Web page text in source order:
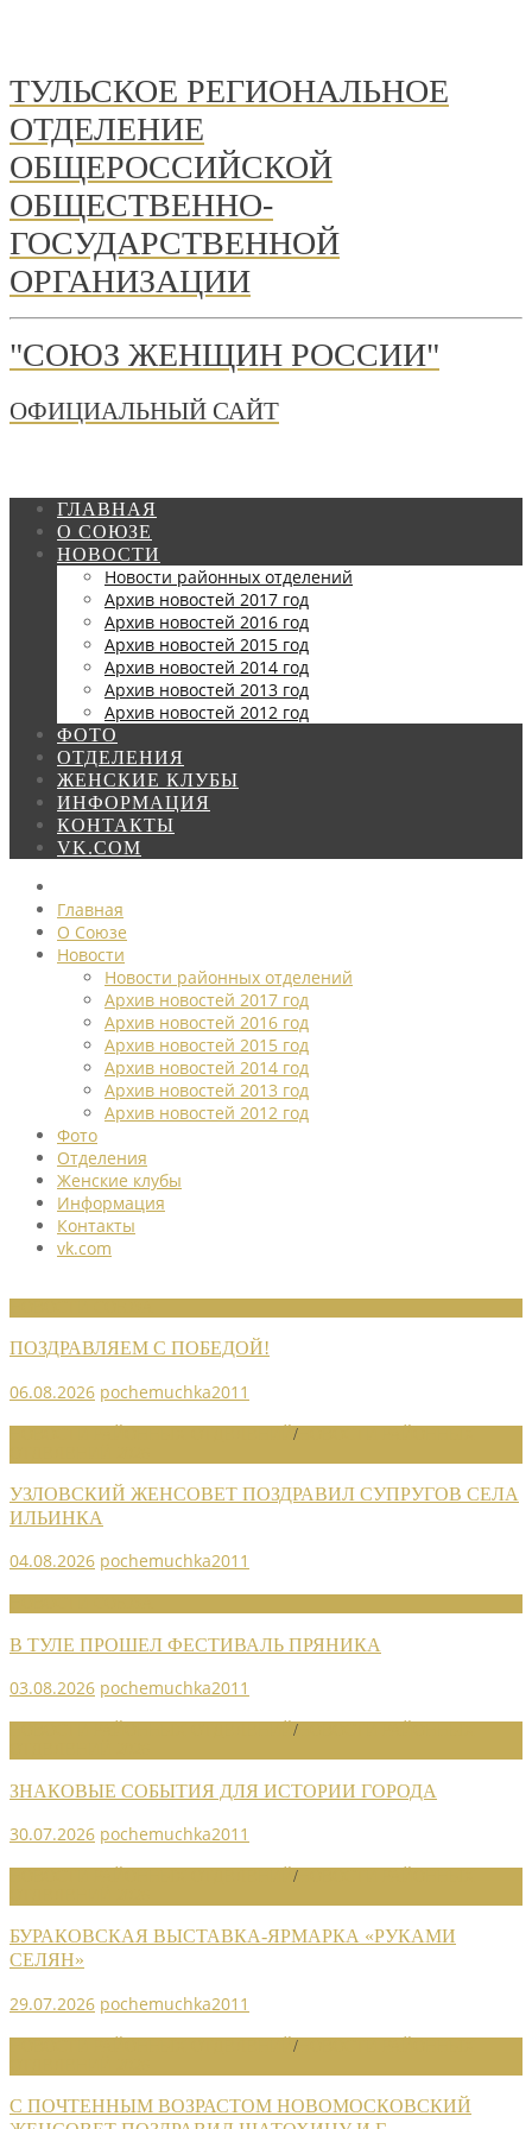
ТУЛЬСКОЕ РЕГИОНАЛЬНОЕ
ОТДЕЛЕНИЕ
ОБЩЕРОССИЙСКОЙ
ОБЩЕСТВЕННО-
ГОСУДАРСТВЕННОЙ
ОРГАНИЗАЦИИ
"СОЮЗ ЖЕНЩИН РОССИИ"
ОФИЦИАЛЬНЫЙ САЙТ
ГЛАВНАЯ
О СОЮЗЕ
НОВОСТИ
Новости районных отделений
Архив новостей 2017 год
Архив новостей 2016 год
Архив новостей 2015 год
Архив новостей 2014 год
Архив новостей 2013 год
Архив новостей 2012 год
ФОТО
ОТДЕЛЕНИЯ
ЖЕНСКИЕ КЛУБЫ
ИНФОРМАЦИЯ
КОНТАКТЫ
VK.COM
Главная
О Союзе
Новости
Новости районных отделений
Архив новостей 2017 год
Архив новостей 2016 год
Архив новостей 2015 год
Архив новостей 2014 год
Архив новостей 2013 год
Архив новостей 2012 год
Фото
Отделения
Женские клубы
Информация
Контакты
vk.com
ПОЗДРАВЛЯЕМ С ПОБЕДОЙ!
06.08.2026 pochemuchka2011
/
УЗЛОВСКИЙ ЖЕНСОВЕТ ПОЗДРАВИЛ СУПРУГОВ СЕЛА
ИЛЬИНКА
04.08.2026 pochemuchka2011
В ТУЛЕ ПРОШЕЛ ФЕСТИВАЛЬ ПРЯНИКА
03.08.2026 pochemuchka2011
/
ЗНАКОВЫЕ СОБЫТИЯ ДЛЯ ИСТОРИИ ГОРОДА
30.07.2026 pochemuchka2011
/
БУРАКОВСКАЯ ВЫСТАВКА-ЯРМАРКА «РУКАМИ
СЕЛЯН»
29.07.2026 pochemuchka2011
/
С ПОЧТЕННЫМ ВОЗРАСТОМ НОВОМОСКОВСКИЙ